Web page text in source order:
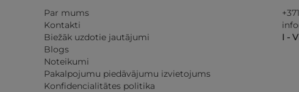
Par mums
Kontakti
Biežāk uzdotie jautājumi
Blogs
Noteikumi
Pakalpojumu piedāvājumu izvietojums
Konfidencialitātes politika
I -